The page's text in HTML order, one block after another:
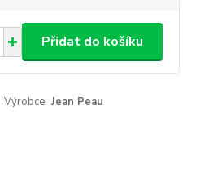
Přidat do košíku
Výrobce: Jean Peau